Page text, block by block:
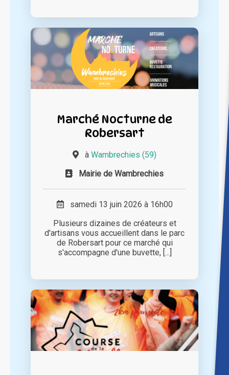
Marché Nocturne de
Robersart
à Wambrechies (59)
Mairie de Wambrechies
samedi 13 juin 2026 à 16h00
Plusieurs dizaines de créateurs et
d'artisans vous accueillent dans le parc
de Robersart pour ce marché qui
s'accompagne d'une buvette, [...]